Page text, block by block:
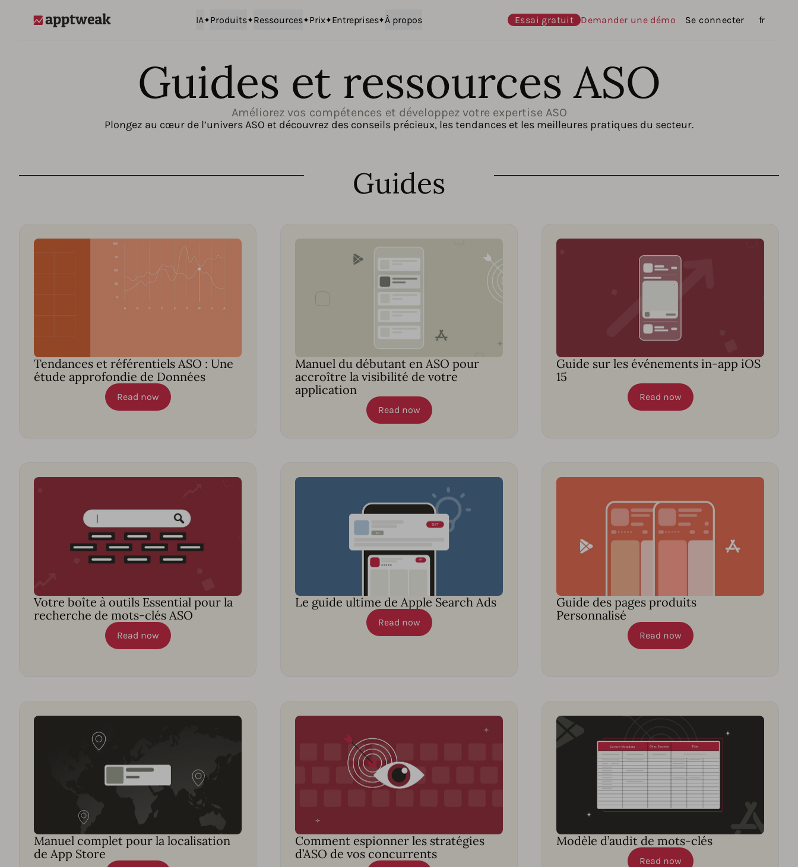
IA Produits Ressources Prix Entreprises À propos Essai gratuit Demander une démo Se connecter Langues
fr
Guides et ressources ASO
Améliorez vos compétences et développez votre expertise ASO
Plongez au cœur de l’univers ASO et découvrez des conseils précieux, les tendances et les meilleures pratiques du secteur.
Guides
Tendances et référentiels ASO : Une
étude approfondie de Données
Read now
Manuel du débutant en ASO pour
accroître la visibilité de votre
application
Read now
Guide sur les événements in-app iOS
15
Read now
Votre boîte à outils Essential pour la
recherche de mots-clés ASO
Read now
Le guide ultime de Apple Search Ads
Read now
Guide des pages produits
Personnalisé
Read now
Manuel complet pour la localisation
de App Store
Comment espionner les stratégies
d’ASO de vos concurrents
Modèle d’audit de mots-clés
Read now